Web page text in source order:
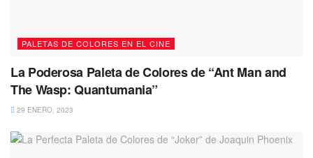
PALETAS DE COLORES EN EL CINE
La Poderosa Paleta de Colores de “Ant Man and
The Wasp: Quantumania”
29 ENERO, 2023